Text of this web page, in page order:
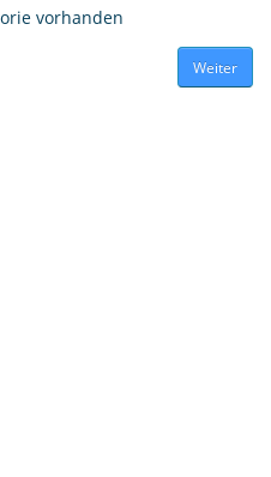
vorhanden
Weiter